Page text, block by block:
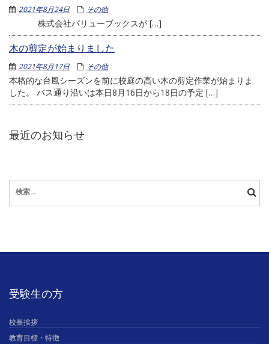
2021年8月24日 その他
株式会社バリューブックスが […]
木の剪定が始まりました
2021年8月17日 その他
本格的な台風シーズンを前に校庭の高い木の剪定作業が始まりま
した。 バス通り沿いは本日8月16日から18日の予定 […]
最近のお知らせ
索:
受験生の方
校長挨拶
教育目標・特徴